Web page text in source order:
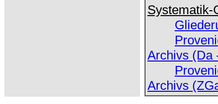
Systematik-
Archivs (Da
Archivs